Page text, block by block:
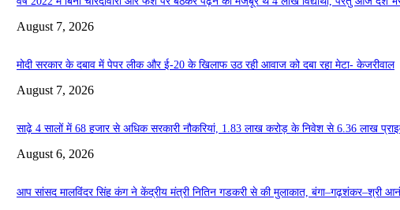
August 7, 2026
मोदी सरकार के दबाव में पेपर लीक और ई-20 के खिलाफ उठ रही आवाज को दबा रहा मेटा- केजरीवाल
August 7, 2026
साढ़े 4 सालों में 68 हजार से अधिक सरकारी नौकरियां, 1.83 लाख करोड़ के निवेश से 6.36 लाख
August 6, 2026
आप सांसद मालविंदर सिंह कंग ने केंद्रीय मंत्री नितिन गडकरी से की मुलाकात, बंगा–गढ़शंकर–श्री आनंदपुर